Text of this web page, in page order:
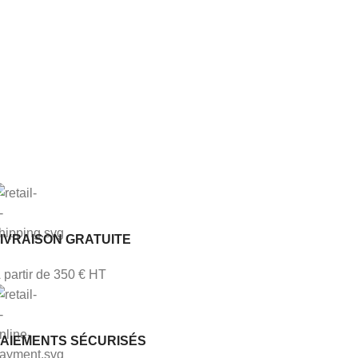
GRATUITE
partir de 350 € HT
SÉCURISÉS